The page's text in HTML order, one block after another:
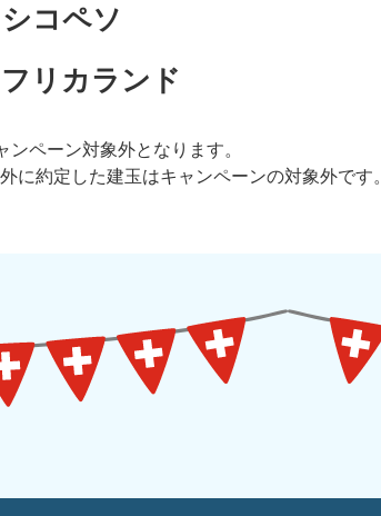
コペソ
リカランド
ペーン対象外となります。
約定した建玉はキャンペーンの対象外です。